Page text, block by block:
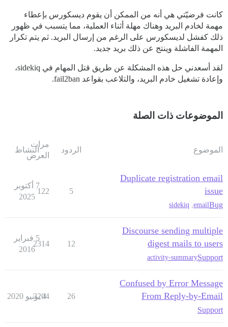
كانت فرضيّتي هي أنه من الممكن أن يقوم ديسكورس بإعطاء
مهمة لخادم البريد وهناك مهلة أثناء العملية، مما يتسبب في ظهور
ذلك كفشل لديسكورس على الرغم من إرسال البريد. ثم يتم تكرار
المهمة الفاشلة وينتج عن ذلك بريد جديد.
لقد أسعدني حل هذه المشكلة عن طريق قتل المهام في sidekiq،
وإعادة تشغيل خادم البريد، والتلاعب بقواعد fail2ban.
الموضوعات ذات الصلة
الموضوع الردود
مرات
العرض
النشاط
Duplicate registration email
issue
Bug
email
,
sidekiq
5
122
7 أكتوبر
2025
Discourse sending multiple
digest mails to users
Support
activity-summary
12
2314
5 فبراير
2016
Confused by Error Message
From Reply-by-Email
Support
26
3204
4 يونيو 2020